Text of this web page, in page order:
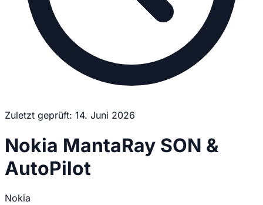
Zuletzt geprüft: 14. Juni 2026
Nokia MantaRay SON &
AutoPilot
Nokia